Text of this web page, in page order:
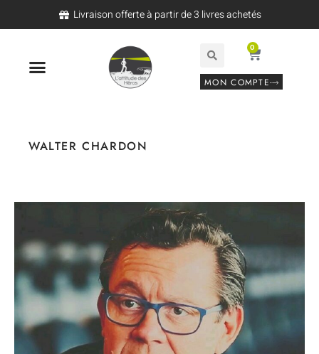
Livraison offerte à partir de 3 livres achetés
0
MON COMPTE
WALTER CHARDON